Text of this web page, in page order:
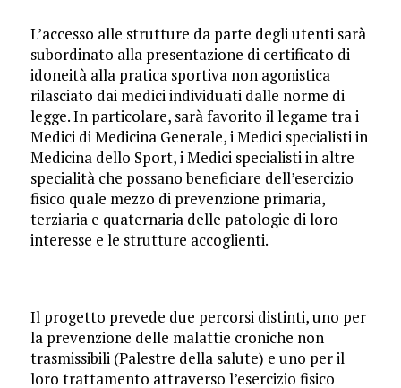
L’accesso alle strutture da parte degli utenti sarà
subordinato alla presentazione di certificato di
idoneità alla pratica sportiva non agonistica
rilasciato dai medici individuati dalle norme di
legge. In particolare, sarà favorito il legame tra i
Medici di Medicina Generale, i Medici specialisti in
Medicina dello Sport, i Medici specialisti in altre
specialità che possano beneficiare dell’esercizio
fisico quale mezzo di prevenzione primaria,
terziaria e quaternaria delle patologie di loro
interesse e le strutture accoglienti.
Il progetto prevede due percorsi distinti, uno per
la prevenzione delle malattie croniche non
trasmissibili (Palestre della salute) e uno per il
loro trattamento attraverso l’esercizio fisico